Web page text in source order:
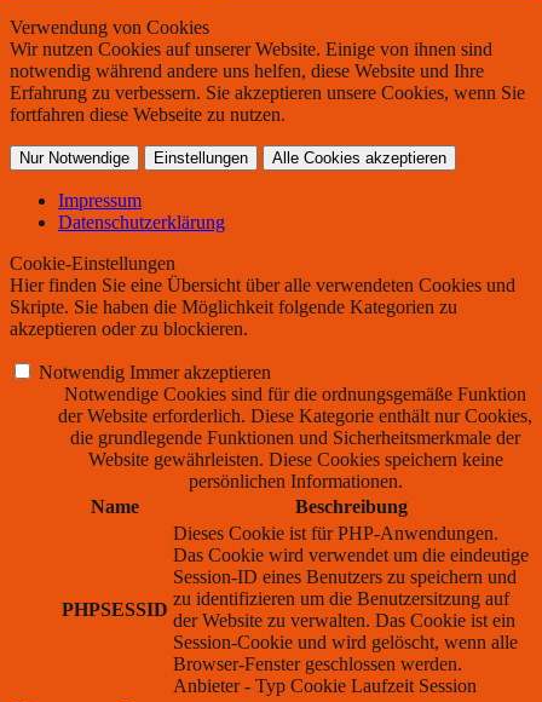
Verwendung von Cookies
Wir nutzen Cookies auf unserer Website. Einige von ihnen sind
notwendig während andere uns helfen, diese Website und Ihre
Erfahrung zu verbessern. Sie akzeptieren unsere Cookies, wenn Sie
fortfahren diese Webseite zu nutzen.
Nur Notwendige Einstellungen Alle Cookies akzeptieren
Impressum
Datenschutzerklärung
Cookie-Einstellungen
Hier finden Sie eine Übersicht über alle verwendeten Cookies und
Skripte. Sie haben die Möglichkeit folgende Kategorien zu
akzeptieren oder zu blockieren.
Notwendig Immer akzeptieren
Notwendige Cookies sind für die ordnungsgemäße Funktion
der Website erforderlich. Diese Kategorie enthält nur Cookies,
die grundlegende Funktionen und Sicherheitsmerkmale der
Website gewährleisten. Diese Cookies speichern keine
persönlichen Informationen.
Name
Beschreibung
PHPSESSID
Dieses Cookie ist für PHP-Anwendungen.
Das Cookie wird verwendet um die eindeutige
Session-ID eines Benutzers zu speichern und
zu identifizieren um die Benutzersitzung auf
der Website zu verwalten. Das Cookie ist ein
Session-Cookie und wird gelöscht, wenn alle
Browser-Fenster geschlossen werden.
Anbieter - Typ Cookie Laufzeit Session